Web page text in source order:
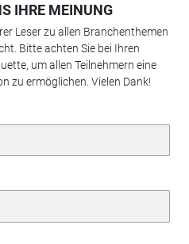
IHRE MEINUNG
Leser zu allen Branchenthemen
Bitte achten Sie bei Ihren
um allen Teilnehmern eine
zu ermöglichen. Vielen Dank!